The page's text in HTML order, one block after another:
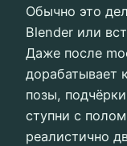
Обычно это
Blender или
Даже после
дорабатывает
позы,
ступни с
реалистично